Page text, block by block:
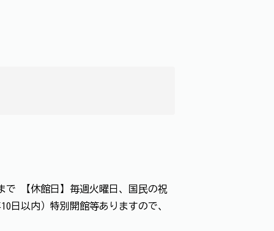
【休館日】毎週火曜日、国民の祝
日以内）特別開館等ありますので、